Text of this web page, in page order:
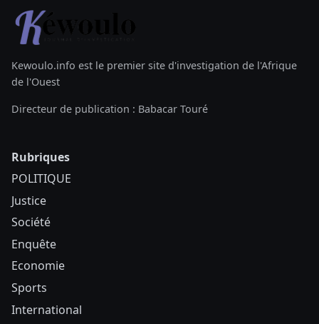
Kewoulo.info est le premier site d'investigation de l'Afrique
de l'Ouest
Directeur de publication : Babacar Touré
Rubriques
POLITIQUE
Justice
Société
Enquête
Economie
Sports
International